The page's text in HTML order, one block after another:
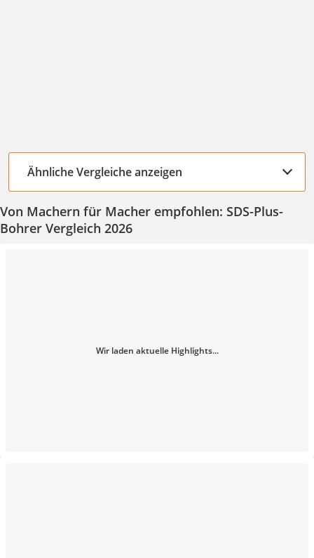
Ähnliche Vergleiche anzeigen
Von Machern für Macher empfohlen: SDS-Plus-
Bohrer Vergleich 2026
Wir laden aktuelle Highlights...